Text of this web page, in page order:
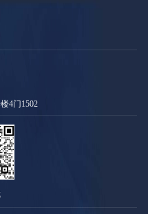
4门1502